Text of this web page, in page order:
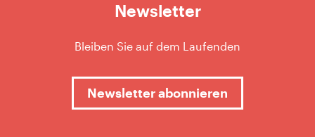
Newsletter
Bleiben Sie auf dem Laufenden
Newsletter abonnieren